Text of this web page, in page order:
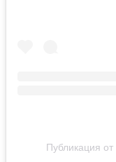
Публикация